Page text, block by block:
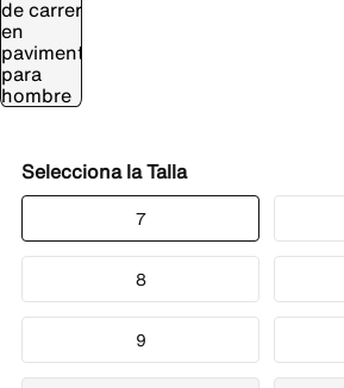
Talla
7
8
9